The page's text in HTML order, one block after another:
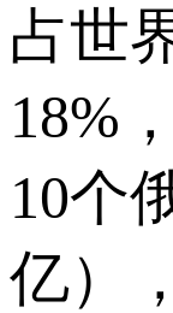
占世
18%
10个
亿）